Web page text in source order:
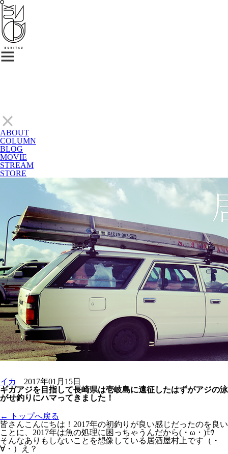
ABOUT
COLUMN
BLOG
MOVIE
STREAM
STORE
イカ
2017年01月15日
ギガアジを目指して長崎県は壱岐島に遠征したはずがアジの泳
がせ釣りにハマってきました！
← トップへ戻る
皆さんこんにちは！2017年の初釣りが良い感じだったのを良い
ことに、2017年は魚の処理に困っちゃうんだから(・ω・)ﾓｳ
そんなありもしないことを想像している居酒屋村上です（・
∀・）え？